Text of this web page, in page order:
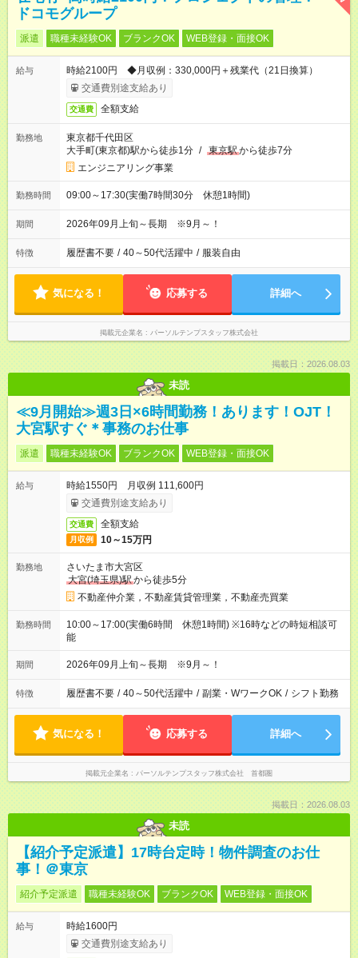
ドコモグループ
派遣 職種未経験OK ブランクOK WEB登録・面接OK
給与
時給2100円 ◆月収例：330,000円＋残業代（21日換算）
交通費別途支給あり
交通費 全額支給
勤務地
東京都千代田区
大手町(東京都)駅から徒歩1分 / 東京駅から徒歩7分
エンジニアリング事業
勤務時間 09:00～17:30(実働7時間30分 休憩1時間)
期間 2026年09月上旬～長期 ※9月～！
特徴 履歴書不要 / 40～50代活躍中 / 服装自由
気になる！ 応募する 詳細へ
掲載元企業名 パーソルテンプスタッフ株式会社
掲載日：2026.08.03
未読
≪9月開始≫週3日×6時間勤務！あります！OJT！
大宮駅すぐ＊事務のお仕事
派遣 職種未経験OK ブランクOK WEB登録・面接OK
給与
時給1550円 月収例 111,600円
交通費別途支給あり
交通費 全額支給
月収例 10～15万円
勤務地
さいたま市大宮区
大宮(埼玉県)駅から徒歩5分
不動産仲介業，不動産賃貸管理業，不動産売買業
勤務時間
10:00～17:00(実働6時間 休憩1時間) ※16時などの時短相談可
能
期間 2026年09月上旬～長期 ※9月～！
特徴 履歴書不要 / 40～50代活躍中 / 副業・WワークOK / シフト勤務
気になる！ 応募する 詳細へ
掲載元企業名 パーソルテンプスタッフ株式会社 首都圏
掲載日：2026.08.03
未読
【紹介予定派遣】17時台定時！物件調査のお仕
事！＠東京
紹介予定派遣 職種未経験OK ブランクOK WEB登録・面接OK
給与
時給1600円
交通費別途支給あり